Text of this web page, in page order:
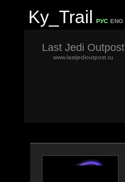
Ky_Trail РУС ENG
Last Jedi Outpost
www.lastjedioutpost.ru